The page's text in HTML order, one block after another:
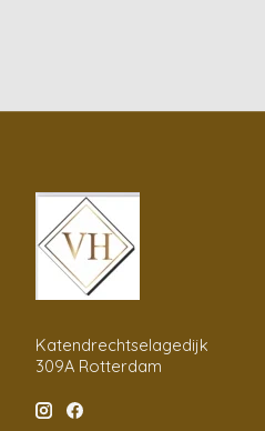
Katendrechtselagedijk
309A Rotterdam